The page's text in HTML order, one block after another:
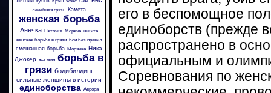
лечебная грязь Камета
женская борьба
Анечка Пяточка Моряча никита
женская борьба в грязи бои без правил
смешанная борьба Морячка Ника
Джокер жасмин борьба в
грязи бодибилдинг
сильные женщины в истории
единоборства Аврора
его в беспомощное
единоборств (прежде
распространено в
официальным и
Соревнования по